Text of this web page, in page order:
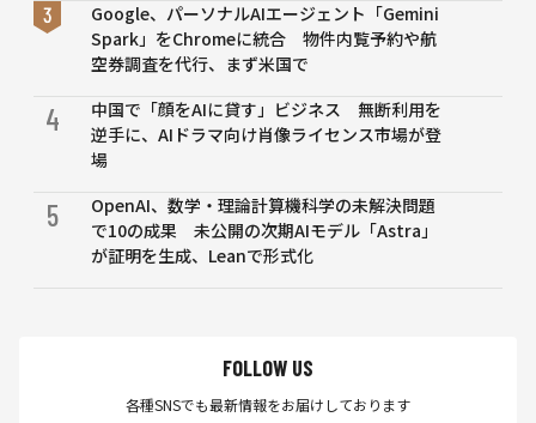
Google、パーソナルAIエージェント「Gemini
Spark」をChromeに統合 物件内覧予約や航
空券調査を代行、まず米国で
4
中国で「顔をAIに貸す」ビジネス 無断利用を
逆手に、AIドラマ向け肖像ライセンス市場が登
場
5
OpenAI、数学・理論計算機科学の未解決問題
で10の成果 未公開の次期AIモデル「Astra」
が証明を生成、Leanで形式化
FOLLOW US
各種SNSでも最新情報をお届けしております